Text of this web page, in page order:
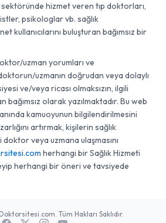
hizmet veren tıp doktorları,
psikologlar vb. sağlık
kullanıcılarını buluşturan bağımsız bir
uzman yorumları ve
uzmanın doğrudan veya dolaylı
ve/veya ricası olmaksızın, ilgili
bağımsız olarak yazılmaktadır. Bu web
kamuoyunun bilgilendirilmesini
artırmak, kişilerin sağlık
veya uzmana ulaşmasını
herhangi bir Sağlık Hizmeti
herhangi bir öneri ve tavsiyede
Tüm Hakları Saklıdır.